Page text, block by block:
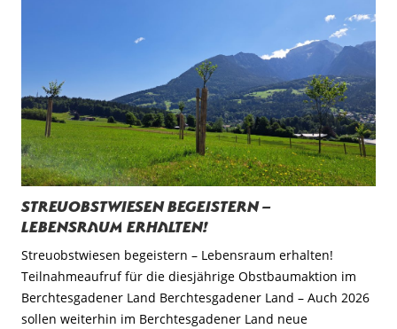
Streuobstwiesen begeistern –
Lebensraum erhalten!
Streuobstwiesen begeistern – Lebensraum erhalten!
Teilnahmeaufruf für die diesjährige Obstbaumaktion im
Berchtesgadener Land Berchtesgadener Land – Auch 2026
sollen weiterhin im Berchtesgadener Land neue